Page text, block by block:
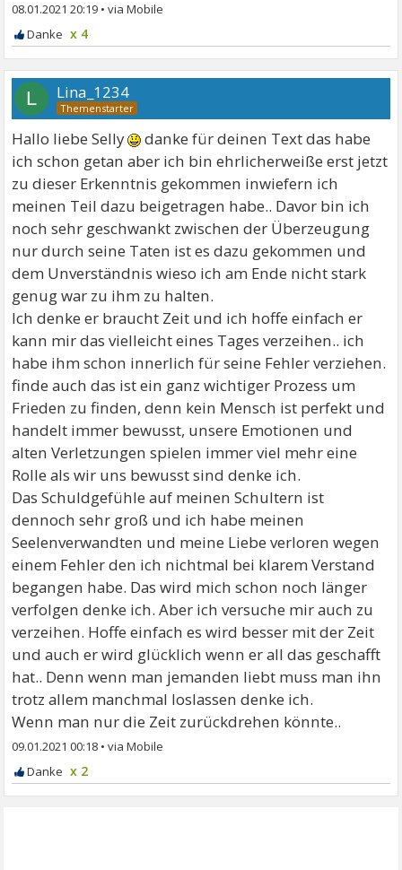
08.01.2021 20:19 •
x 4
L Lina_1234
Hallo liebe Selly
danke für deinen Text das habe
ich schon getan aber ich bin ehrlicherweiße erst jetzt
zu dieser Erkenntnis gekommen inwiefern ich
meinen Teil dazu beigetragen habe.. Davor bin ich
noch sehr geschwankt zwischen der Überzeugung
nur durch seine Taten ist es dazu gekommen und
dem Unverständnis wieso ich am Ende nicht stark
genug war zu ihm zu halten.
Ich denke er braucht Zeit und ich hoffe einfach er
kann mir das vielleicht eines Tages verzeihen.. ich
habe ihm schon innerlich für seine Fehler verziehen.
finde auch das ist ein ganz wichtiger Prozess um
Frieden zu finden, denn kein Mensch ist perfekt und
handelt immer bewusst, unsere Emotionen und
alten Verletzungen spielen immer viel mehr eine
Rolle als wir uns bewusst sind denke ich.
Das Schuldgefühle auf meinen Schultern ist
dennoch sehr groß und ich habe meinen
Seelenverwandten und meine Liebe verloren wegen
einem Fehler den ich nichtmal bei klarem Verstand
begangen habe. Das wird mich schon noch länger
verfolgen denke ich. Aber ich versuche mir auch zu
verzeihen. Hoffe einfach es wird besser mit der Zeit
und auch er wird glücklich wenn er all das geschafft
hat.. Denn wenn man jemanden liebt muss man ihn
trotz allem manchmal loslassen denke ich.
Wenn man nur die Zeit zurückdrehen könnte..
09.01.2021 00:18 •
x 2